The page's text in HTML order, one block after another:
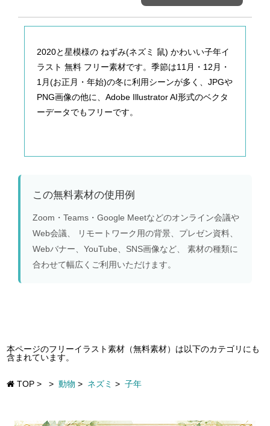
2020と星模様の ねずみ(ネズミ 鼠) かわいい子年イ
ラスト 無料 フリー素材です。季節は11月・12月・
1月(お正月・年始)の冬に利用シーンが多く、JPGや
PNG画像の他に、Adobe Illustrator AI形式のベクタ
ーデータでもフリーです。
この無料素材の使用例
Zoom・Teams・Google Meetなどのオンライン会議や
Web会議、 リモートワーク用の背景、プレゼン資料、
Webバナー、YouTube、SNS画像など、 素材の種類に
合わせて幅広くご利用いただけます。
本ページのフリーイラスト素材（無料素材）は以下のカテゴリにも
含まれています。
TOP > > 動物 > ネズミ > 子年